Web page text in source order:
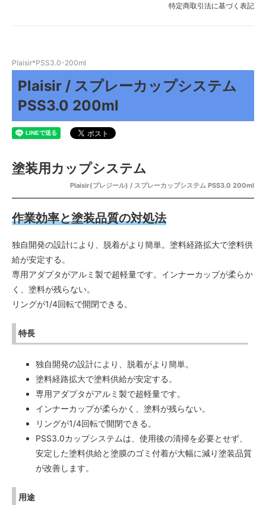
特定商取引法に基づく表記
Plaisir*PSS3.0-200ml
Plaisir / スプレーカップシステム
PSS3.0 200ml
塗装用カップシステム
Plaisir(プレジール) / スプレーカップシステム PSS3.0 200ml
作業効率と塗装品質の対処法
独自開発の設計により、脱着がより簡単。塗料経路拡大で塗料供
給が安定する。
専用アダプタがアルミ製で超軽量です。インナーカップが柔らか
く、塗料が残らない。
リングが1/4回転で開閉できる。
特長
独自開発の設計により、脱着がより簡単。
塗料経路拡大で塗料供給が安定する。
専用アダプタがアルミ製で超軽量です。
インナーカップが柔らかく、塗料が残らない。
リングが1/4回転で開閉できる。
PSS3.0カップシステムは、使用後の清掃を必要とせず、
安定した塗料供給と塗膜のゴミ付着が大幅に減り塗装品質
が改善します。
用途